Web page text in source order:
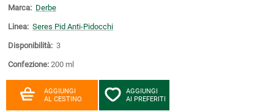
Marca: Derbe
Linea: Seres Pid Anti-Pidocchi
Disponibilità: 3
Confezione: 200 ml
AGGIUNGI
AL CESTINO
AGGIUNGI
AI PREFERITI